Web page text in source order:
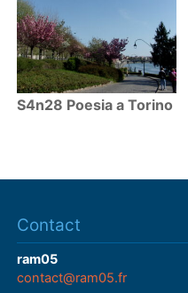
S4n28 Poesia a Torino
Contact
ram05
contact@ram05.fr